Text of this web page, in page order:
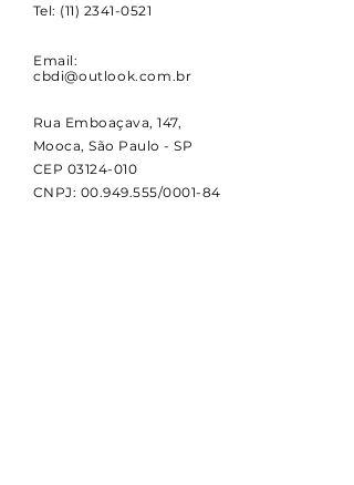
Tel: (11) 2341-0521
Email:
cbdi@outlook.com.br
Rua Emboaçava, 147,
Mooca, São Paulo - SP
CEP 03124-010
CNPJ: 00.949.555/0001-84